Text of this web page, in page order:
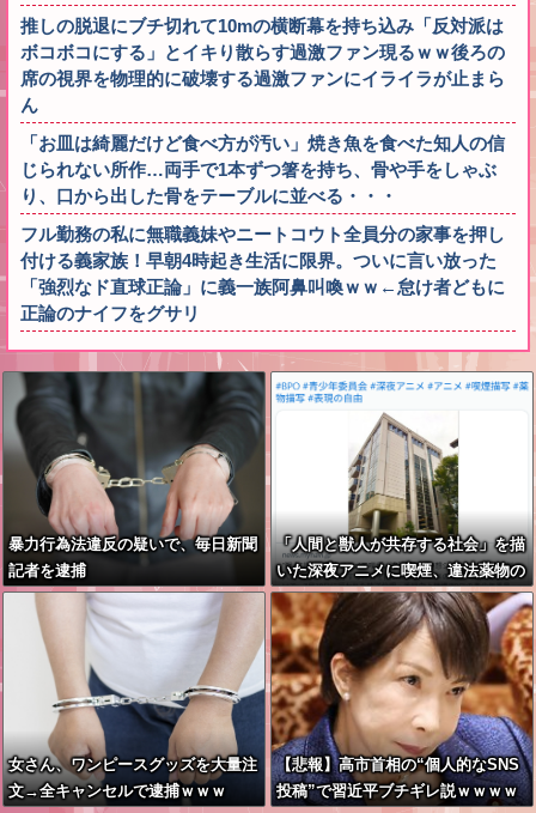
推しの脱退にブチ切れて10mの横断幕を持ち込み「反対派は
ボコボコにする」とイキり散らす過激ファン現るｗｗ後ろの
席の視界を物理的に破壊する過激ファンにイライラが止まら
ん
「お皿は綺麗だけど食べ方が汚い」焼き魚を食べた知人の信
じられない所作…両手で1本ずつ箸を持ち、骨や手をしゃぶ
り、口から出した骨をテーブルに並べる・・・
フル勤務の私に無職義妹やニートコウト全員分の家事を押し
付ける義家族！早朝4時起き生活に限界。ついに言い放った
「強烈なド直球正論」に義一族阿鼻叫喚ｗｗ←怠け者どもに
正論のナイフをグサリ
暴力行為法違反の疑いで、毎日新聞
記者を逮捕
「人間と獣人が共存する社会」を描
いた深夜アニメに喫煙、違法薬物の
連想シーンも…視聴者批判でBPO議
論
女さん、ワンピースグッズを大量注
文→全キャンセルで逮捕ｗｗｗ
【悲報】高市首相の“個人的なSNS
投稿”で習近平ブチギレ説ｗｗｗｗ